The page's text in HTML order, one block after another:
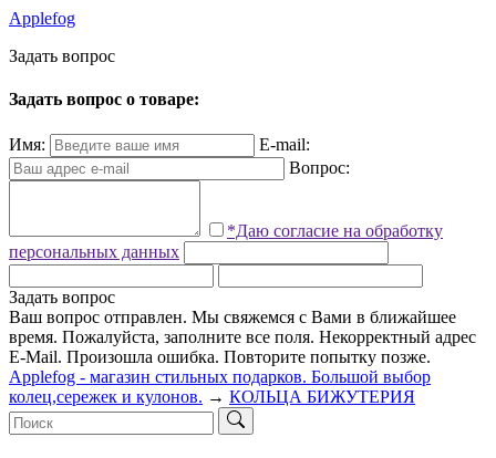
Applefog
Задать вопрос
Задать вопрос о товаре:
Имя:
E-mail:
Вопрос:
*Даю согласие на обработку
персональных данных
Задать вопрос
Ваш вопрос отправлен. Мы свяжемся с Вами в ближайшее
время. Пожалуйста, заполните все поля. Некорректный адрес
E-Mail. Произошла ошибка. Повторите попытку позже.
Applefog - магазин стильных подарков. Большой выбор
колец,сережек и кулонов. → КОЛЬЦА БИЖУТЕРИЯ